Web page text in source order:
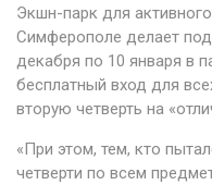
Экшн-парк для
Симферополе делает
декабря по 10 января в
бесплатный вход для
вторую четверть на
«При этом, тем, кто
четверти по всем